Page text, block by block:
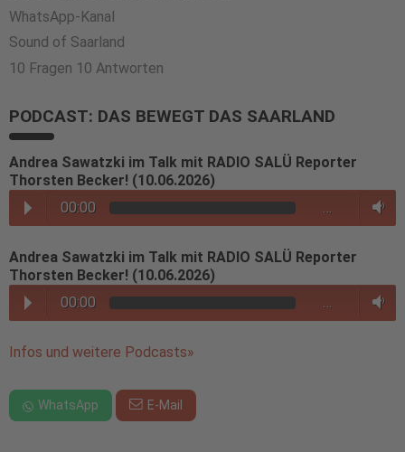
WhatsApp-Kanal
Sound of Saarland
10 Fragen 10 Antworten
PODCAST: DAS BEWEGT DAS SAARLAND
Andrea Sawatzki im Talk mit RADIO SALÜ Reporter
Thorsten Becker! (10.06.2026)
00:00
…
Andrea Sawatzki im Talk mit RADIO SALÜ Reporter
Thorsten Becker! (10.06.2026)
00:00
…
Infos und weitere Podcasts»
WhatsApp E-Mail